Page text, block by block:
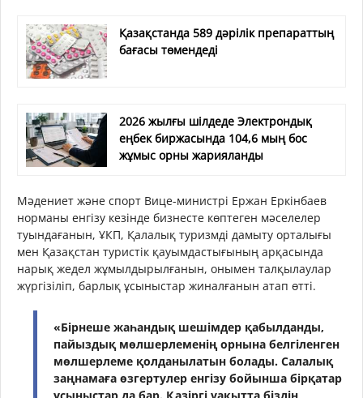
Қазақстанда 589 дәрілік препараттың
бағасы төмендеді
2026 жылғы шілдеде Электрондық
еңбек биржасында 104,6 мың бос
жұмыс орны жарияланды
Мәдениет және спорт Вице-министрі Ержан Еркінбаев
норманы енгізу кезінде бизнесте көптеген мәселелер
туындағанын, ҰКП, Қалалық туризмді дамыту орталығы
мен Қазақстан туристік қауымдастығының арқасында
нарық жедел жұмылдырылғанын, онымен талқылаулар
жүргізіліп, барлық ұсыныстар жиналғанын атап өтті.
«Бірнеше жаһандық шешімдер қабылданды,
пайыздық мөлшерлеменің орнына белгіленген
мөлшерлеме қолданылатын болады. Салалық
заңнамаға өзгертулер енгізу бойынша бірқатар
ұсыныстар да бар. Қазіргі уақытта біздің